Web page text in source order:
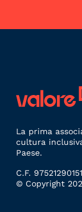
La prima
cultura
Paese.
C.F. 97521290151
© Copyright